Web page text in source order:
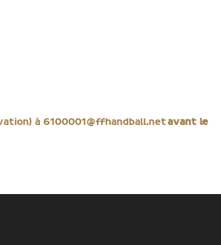
à 6100001@ffhandball.netavant le